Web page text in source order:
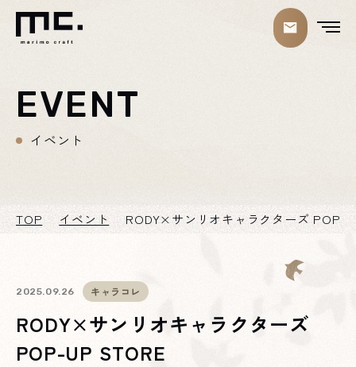
EVENT
イベント
TOP イベント RODY×サンリオキャラクターズ POP-
2025.09.26 キャラコレ
RODY×サンリオキャラクターズ
POP-UP STORE